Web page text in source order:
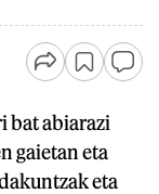
bat abiarazi
gaietan eta
eta